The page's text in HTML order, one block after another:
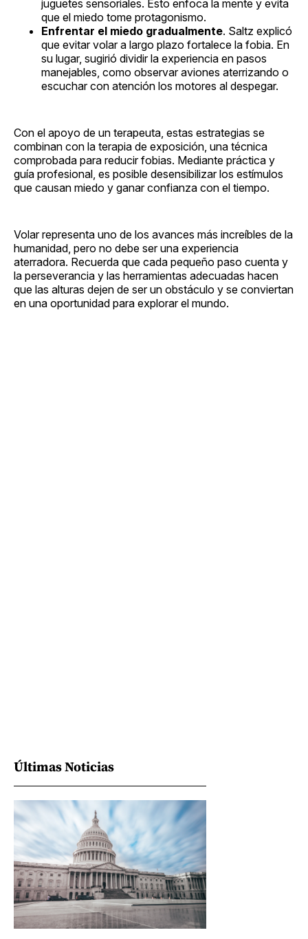
juguetes sensoriales. Esto enfoca la mente y evita
que el miedo tome protagonismo.
Enfrentar el miedo gradualmente. Saltz explicó
que evitar volar a largo plazo fortalece la fobia. En
su lugar, sugirió dividir la experiencia en pasos
manejables, como observar aviones aterrizando o
escuchar con atención los motores al despegar.
Con el apoyo de un terapeuta, estas estrategias se
combinan con la terapia de exposición, una técnica
comprobada para reducir fobias. Mediante práctica y
guía profesional, es posible desensibilizar los estímulos
que causan miedo y ganar confianza con el tiempo.
Volar representa uno de los avances más increíbles de la
humanidad, pero no debe ser una experiencia
aterradora. Recuerda que cada pequeño paso cuenta y
la perseverancia y las herramientas adecuadas hacen
que las alturas dejen de ser un obstáculo y se conviertan
en una oportunidad para explorar el mundo.
Últimas Noticias